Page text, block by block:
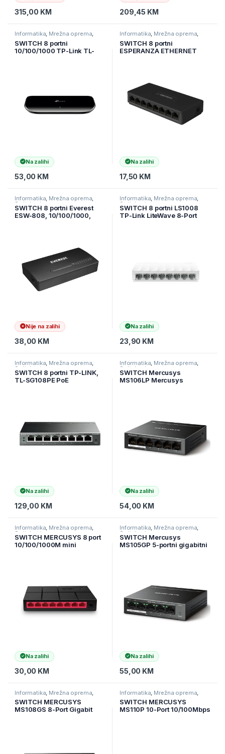
315,00 KM 209,45 KM
Informatika, Mrežna oprema,
SWITCH 8 portni
10/100/1000 TP-Link TL-
Na zalihi
53,00 KM
Informatika, Mrežna oprema,
SWITCH 8 portni
ESPERANZA ETHERNET
Na zalihi
17,50 KM
Informatika, Mrežna oprema,
Switchevi
SWITCH 8 portni Everest
ESW-808, 10/100/1000,
Nije na zalihi
38,00 KM
Informatika, Mrežna oprema,
Switchevi
SWITCH 8 portni LS1008
TP-Link LiteWave 8-Port
Na zalihi
23,90 KM
Informatika, Mrežna oprema,
Switchevi
SWITCH 8 portni TP-LINK,
TL-SG108PE PoE
Na zalihi
129,00 KM
Informatika, Mrežna oprema,
Switchevi
SWITCH Mercusys
MS106LP Mercusys
Na zalihi
54,00 KM
Informatika, Mrežna oprema,
Switchevi
SWITCH MERCUSYS 8 port
10/100/1000M mini
Na zalihi
30,00 KM
Informatika, Mrežna oprema,
Switchevi
SWITCH Mercusys
MS105GP 5-portni gigabitni
Na zalihi
55,00 KM
Informatika Mrežna oprema
SWITCH MERCUSYS
MS108GS 8-Port Gigabit
Informatika Mrežna oprema
SWITCH MERCUSYS
MS110P 10-Port 10/100Mbps